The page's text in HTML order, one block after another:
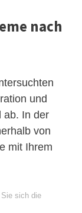
nach
und
ab. In der
von
mit Ihrem
Sie sich die